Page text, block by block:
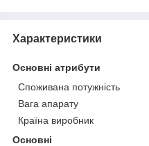
Характеристики
Основні атрибути
Споживана потужність
Вага апарату
Країна виробник
Основні